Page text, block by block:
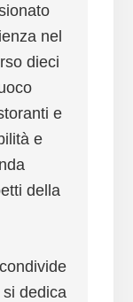
nel
dieci
e
e
della
dedica